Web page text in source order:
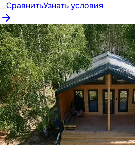
СравнитьУзнать условия